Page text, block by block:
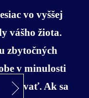
Ak ste sa
dosiahnutie
okolí teraz je
ukazuje tiež
medzi
vo vyššej
vášho žiota.
zbytočných
v minulosti
obávať. Ak sa